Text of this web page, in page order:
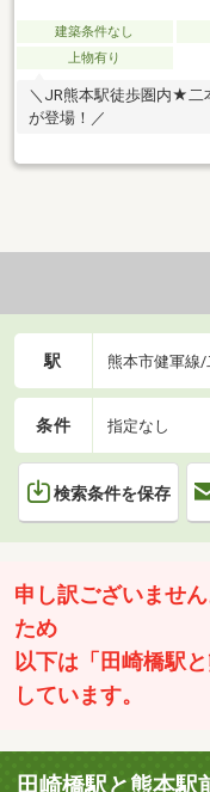
建築条件なし
上物有り
＼JR熊本駅徒歩圏内★二
が登場！／
駅 熊本市健軍線/
条件 指定なし
検索条件を保存
申し訳ございませ
ため
以下は「田崎橋駅
しています。
田崎橋駅と熊本駅